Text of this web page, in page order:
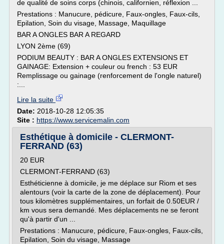
de qualité de soins corps (chinois, californien, réflexion ...
Prestations : Manucure, pédicure, Faux-ongles, Faux-cils,
Epilation, Soin du visage, Massage, Maquillage
BAR A ONGLES BAR A REGARD
LYON 2ème (69)
PODIUM BEAUTY : BAR A ONGLES EXTENSIONS ET
GAINAGE: Extension + couleur ou french : 53 EUR
Remplissage ou gainage (renforcement de l'ongle naturel)
:...
Lire la suite
Date: 2018-10-28 12:05:35
Site : https://www.servicemalin.com
Esthétique à domicile - CLERMONT-
FERRAND (63)
20 EUR
CLERMONT-FERRAND (63)
Esthéticienne à domicile, je me déplace sur Riom et ses
alentours (voir la carte de la zone de déplacement). Pour
tous kilomètres supplémentaires, un forfait de 0.50EUR /
km vous sera demandé. Mes déplacements ne se feront
qu'à partir d'un ...
Prestations : Manucure, pédicure, Faux-ongles, Faux-cils,
Epilation, Soin du visage, Massage